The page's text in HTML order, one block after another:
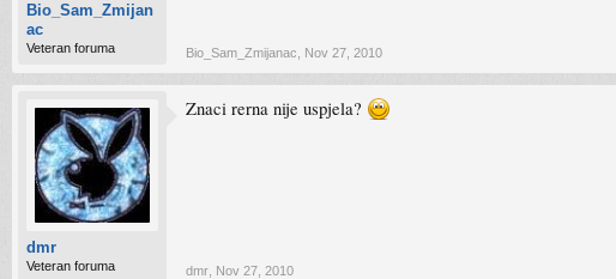
Bio_Sam_Zmijan
ac
Veteran foruma Bio_Sam_Zmijanac Nov 27, 2010
dmr
Veteran foruma
Znaci rerna nije uspjela?
dmr Nov 27, 2010